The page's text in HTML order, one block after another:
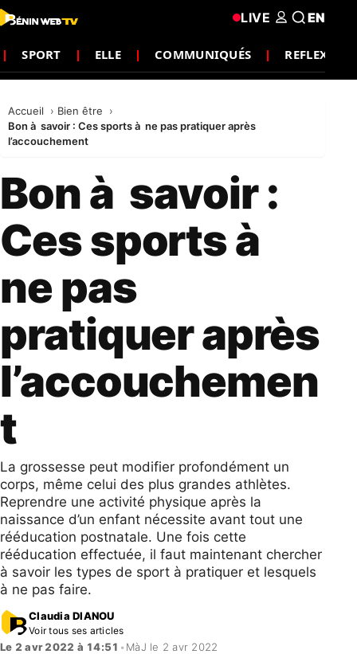
SPORT ELLE COMMUNIQUÉS REFLEXION
LIVE EN
Accueil
Bien être
Bon à savoir : Ces sports à ne pas pratiquer après
l’accouchement
Bon à savoir :
Ces sports à
ne pas
pratiquer après
l’accouchemen
t
La grossesse peut modifier profondément un
corps, même celui des plus grandes athlètes.
Reprendre une activité physique après la
naissance d’un enfant nécessite avant tout une
rééducation postnatale. Une fois cette
rééducation effectuée, il faut maintenant chercher
à savoir les types de sport à pratiquer et lesquels
à ne pas faire.
Claudia DIANOU
Voir tous ses articles
Le 2 avr 2022 à 14:51 • MàJ le 2 avr 2022